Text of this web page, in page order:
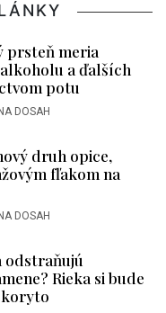
prsteň meria
a ďalších
potu
DOSAH
druh opice,
fľakom na
DOSAH
odstraňujú
Rieka si bude